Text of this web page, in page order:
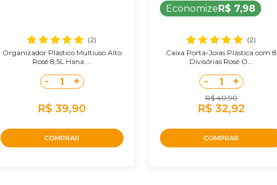
(2)
Organizador Plástico Multiuso Alto
Rosé 8,5L Hana ...
- 1 +
R$ 39,90
COMPRAR
EconomizeR$ 7,98
(2)
Caixa Porta-Joias Plástica com 8
Divisórias Rosé O...
- 1 +
R$ 40,90
R$ 32,92
COMPRAR